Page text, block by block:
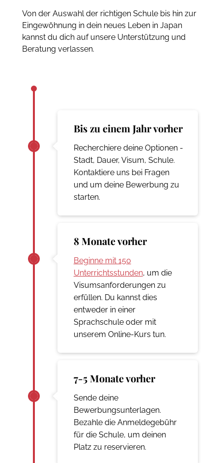
Von der Auswahl der richtigen Schule bis hin zur
Eingewöhnung in dein neues Leben in Japan
kannst du dich auf unsere Unterstützung und
Beratung verlassen.
Bis zu einem Jahr vorher
Recherchiere deine Optionen -
Stadt, Dauer, Visum, Schule.
Kontaktiere uns bei Fragen
und um deine Bewerbung zu
starten.
8 Monate vorher
Beginne mit 150
Unterrichtsstunden, um die
Visumsanforderungen zu
erfüllen. Du kannst dies
entweder in einer
Sprachschule oder mit
unserem Online-Kurs tun.
7-5 Monate vorher
Sende deine
Bewerbungsunterlagen.
Bezahle die Anmeldegebühr
für die Schule, um deinen
Platz zu reservieren.